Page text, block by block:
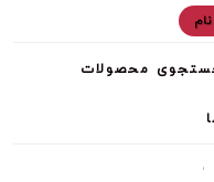
محصولات